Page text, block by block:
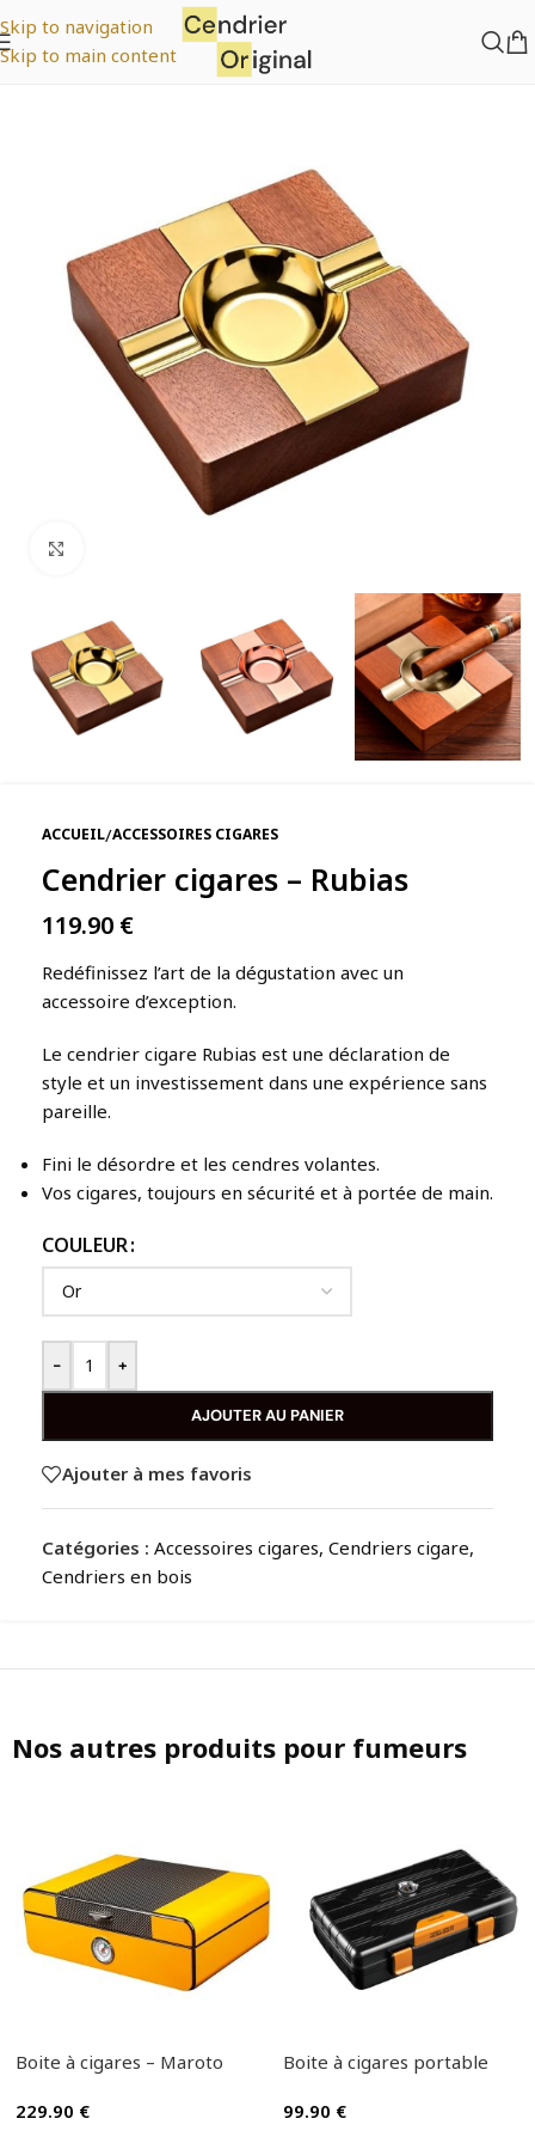
Skip to navigation
Skip to main content
ACCUEIL/ACCESSOIRES CIGARES
Cendrier cigares – Rubias
119.90 €
Redéfinissez l’art de la dégustation avec un
accessoire d’exception.
Le cendrier cigare Rubias est une déclaration de
style et un investissement dans une expérience sans
pareille.
Fini le désordre et les cendres volantes.
Vos cigares, toujours en sécurité et à portée de main.
COULEUR
- +
AJOUTER AU PANIER
Ajouter à mes favoris
Catégories : Accessoires cigares, Cendriers cigare,
Cendriers en bois
Nos autres produits pour fumeurs
Boite à cigares – Maroto
229.90 €
Boite à cigares portable
99.90 €